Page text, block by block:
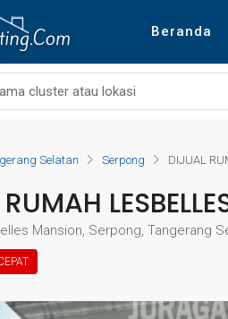
Beranda
Selatan Serpong DIJUAL
Mansion, Serpong, Tangerang